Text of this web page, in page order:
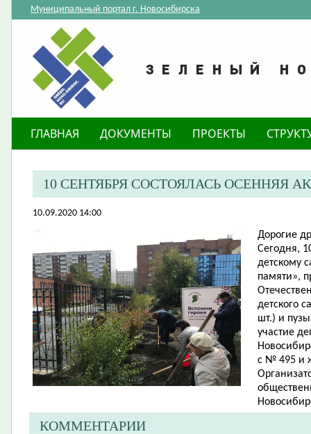
Муниципальный портал г. Новосибирска
ГЛАВНАЯ ДОКУМЕНТЫ ПРОЕКТЫ
10 СЕНТЯБРЯ СОСТОЯЛАСЬ ОСЕННЯЯ
10.09.2020 14:00
Дорогие
Сегодня,
детскому
памяти»,
детского
шт.) и
участие
с № 495 и
КОММЕНТАРИИ